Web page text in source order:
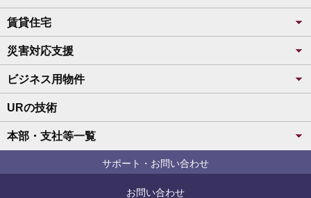
賃貸住宅
災害対応支援
ビジネス用物件
URの技術
本部・支社等一覧
サポート・お問い合わせ
お問い合わせ